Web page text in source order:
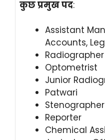
कुछ प्रमुख पद:
Assistant
Accounts,
Radiographer
Optometrist
Junior
Patwari
Stenographer
Reporter
Chemical